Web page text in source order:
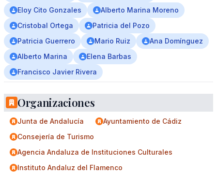
Eloy Cito Gonzales
Alberto Marina Moreno
Cristobal Ortega
Patricia del Pozo
Patricia Guerrero
Mario Ruiz
Ana Domínguez
Alberto Marina
Elena Barbas
Francisco Javier Rivera
Organizaciones
Junta de Andalucía
Ayuntamiento de Cádiz
Consejería de Turismo
Agencia Andaluza de Instituciones Culturales
Instituto Andaluz del Flamenco